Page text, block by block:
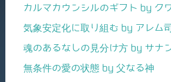
カルマカウンシルのギフト by ク
気象安定化に取り組む by アレム
魂のあるなしの見分け方 by サナ
無条件の愛の状態 by 父なる神